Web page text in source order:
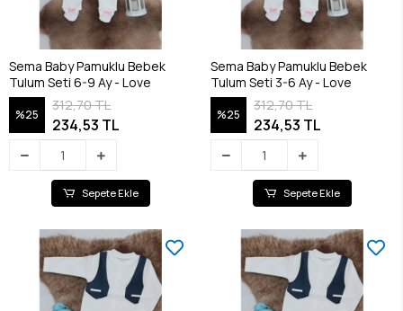
Sema Baby Pamuklu Bebek
Tulum Seti 6-9 Ay - Love
%25
312,70 TL
234,53 TL
Sepete Ekle
Sema Baby Pamuklu Bebek
Tulum Seti 3-6 Ay - Love
%25
312,70 TL
234,53 TL
Sepete Ekle